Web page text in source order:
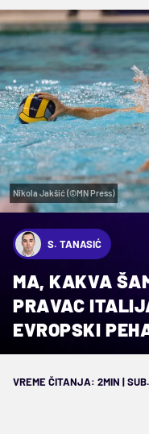
Nikola Jakšić (©MN Press)
S. TANASIĆ
MA, KAKVA
PRAVAC
EVROPSKI
VREME ČITANJA: 2MIN |